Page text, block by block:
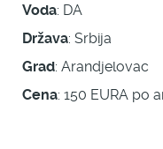
Voda: DA
Država: Srbija
Grad: Arandjelovac
Cena: 150 EURA po